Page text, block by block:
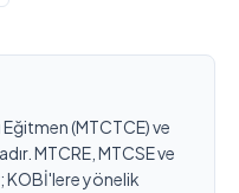
(MTCTCE) ve
MTCRE, MTCSE ve
KOBİ'lere yönelik